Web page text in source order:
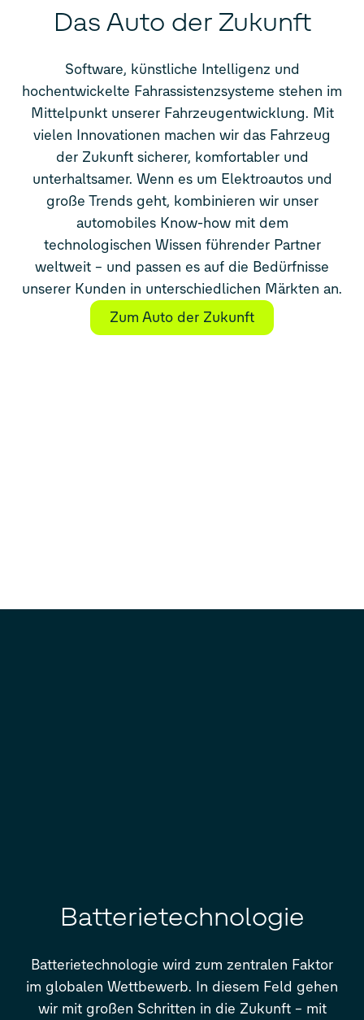
Das Auto der Zukunft
Zum Auto der Zukunft
Software, künstliche Intelligenz und
hochentwickelte Fahrassistenzsysteme stehen im
Mittelpunkt unserer Fahrzeugentwicklung. Mit
vielen Innovationen machen wir das Fahrzeug
der Zukunft sicherer, komfortabler und
unterhaltsamer. Wenn es um Elektroautos und
große Trends geht, kombinieren wir unser
automobiles Know-how mit dem
technologischen Wissen führender Partner
weltweit – und passen es auf die Bedürfnisse
unserer Kunden in unterschiedlichen Märkten an.
Batterietechnologie
Batterietechnologie wird zum zentralen Faktor
im globalen Wettbewerb. In diesem Feld gehen
wir mit großen Schritten in die Zukunft – mit